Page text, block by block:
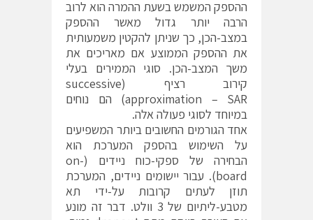
ההספק המשמש בשעת ההמרה הוא לרוב
הרבה יותר גדול מאשר ההספק
במצב-הכן, כך שניתן להקטין משמעותית
את ההספק הממוצע אם מאריכים את
משך המצב-הכן. סוגי הממירים בעלי
קירוב רציף (successive
approximation – SAR) הם נוחים
במיוחד לסוגי פעולה אלה.
אחד הגורמים החשובים ביותר המשפיעים
על השימוש בהספק המערכת הוא
הבחירה של ספקי-כוח ניידים (on-
board). עבור יישומים ניידים, המערכת
תוזן לעתים קרובות על-ידי תא
מטבע-ליתיום של 3 וולט. דבר זה מונע